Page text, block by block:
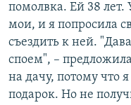
помолвка. Ей 38
мои, и я попросила
съездить к ней.
споем", –
на дачу, потому что
подарок. Но не